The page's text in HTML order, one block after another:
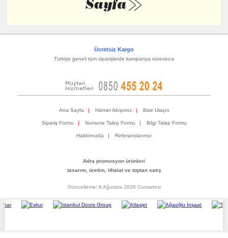
Ücretsiz Kargo
Türkiye geneli tüm siparişlerde kampanya süresince
Ana Sayfa | Hizmet Akışımız | Bize Ulaşın
Sipariş Formu | Numune Talep Formu | Bilgi Talep Formu
Hakkımızda | Referanslarımız
Adra promosyon ürünleri
tasarım, üretim, ithalat ve toptan satış
Güncelleme: 8 Ağustos 2026 Cumartesi